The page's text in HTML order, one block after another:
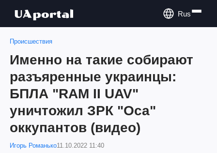
Rus
Происшествия
Именно на такие собирают
разъяренные украинцы:
БПЛА "RAM II UAV"
уничтожил ЗРК "Оса"
оккупантов (видео)
Игорь Романько11.10.2022 11:40